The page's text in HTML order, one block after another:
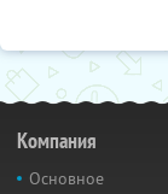
Компания
Основное